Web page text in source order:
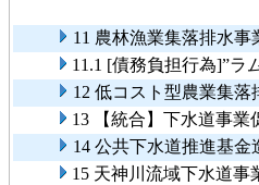
11 農林漁業集落排水事
11.1 [債務負担行為]”ラ
12 低コスト型農業集
13 【統合】下水道事業
14 公共下水道推進基金
15 天神川流域下水道事